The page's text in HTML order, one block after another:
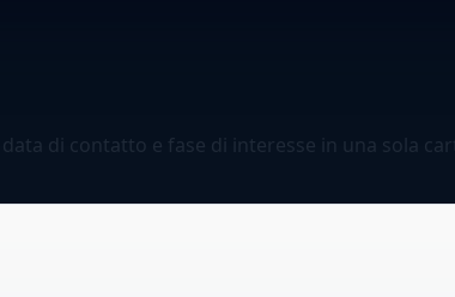
di contatto e fase di interesse in una sola